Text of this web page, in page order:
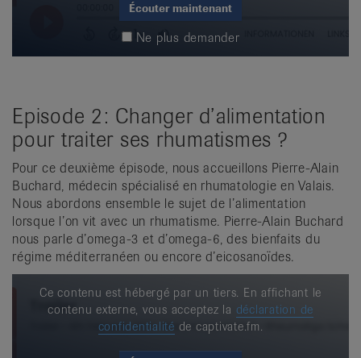
Écouter maintenant
Ne plus demander
Episode 2: Changer d’alimentation
pour traiter ses rhumatismes ?
Pour ce deuxième épisode, nous accueillons Pierre-Alain
Buchard, médecin spécialisé en rhumatologie en Valais.
Nous abordons ensemble le sujet de l’alimentation
lorsque l’on vit avec un rhumatisme. Pierre-Alain Buchard
nous parle d’omega-3 et d’omega-6, des bienfaits du
régime méditerranéen ou encore d’eicosanoïdes.
Ce contenu est hébergé par un tiers. En affichant le
contenu externe, vous acceptez la déclaration de
confidentialité de captivate.fm.